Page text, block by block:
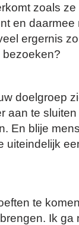
zoals
en
ergernis
doelgroep
aan te
En blije
uiteindelijk
te
Ik ga